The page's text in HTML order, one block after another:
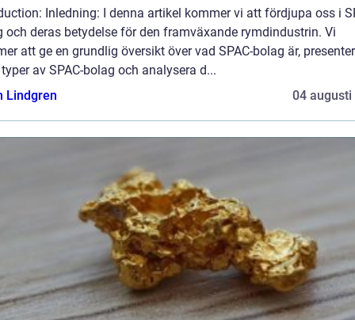
Inledning: I denna artikel kommer vi att fördjupa oss i
och deras betydelse för den framväxande rymdindustrin. Vi
att ge en grundlig översikt över vad SPAC-bolag är,
av SPAC-bolag och analysera d...
Lindgren
04 augusti